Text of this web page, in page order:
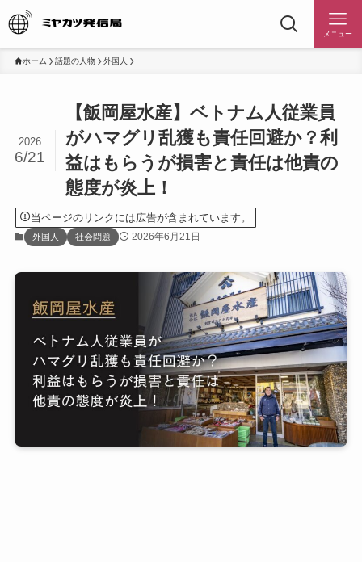
メニュー
ホーム 話題の人物 外国人
【飯岡屋水産】ベトナム人従業員
がハマグリ乱獲も責任回避か？利
益はもらうが損害と責任は他責の
態度が炎上！
2026
6/21
当ページのリンクには広告が含まれています。
外国人 社会問題 2026年6月21日